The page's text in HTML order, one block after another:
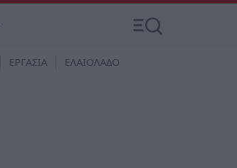
ΕΡΓΑΣΙΑ ΕΛΑΙΟΛΑΔΟ